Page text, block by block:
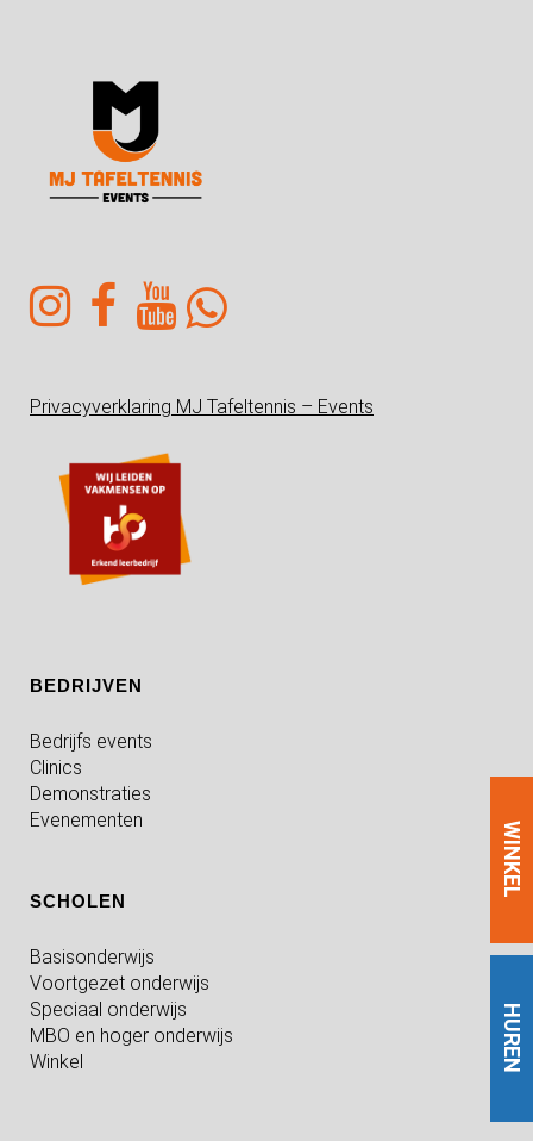
HUREN
WINKEL
Privacyverklaring MJ Tafeltennis – Events
BEDRIJVEN
Bedrijfs events
Clinics
Demonstraties
Evenementen
SCHOLEN
Basisonderwijs
Voortgezet onderwijs
Speciaal onderwijs
MBO en hoger onderwijs
Winkel